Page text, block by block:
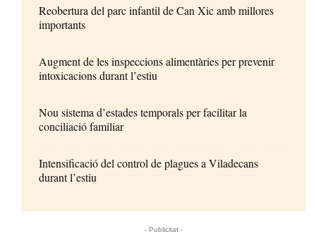
Reobertura del parc infantil de Can Xic amb millores
importants
Augment de les inspeccions alimentàries per prevenir
intoxicacions durant l’estiu
Nou sistema d’estades temporals per facilitar la
conciliació familiar
Intensificació del control de plagues a Viladecans
durant l’estiu
- Publicitat -